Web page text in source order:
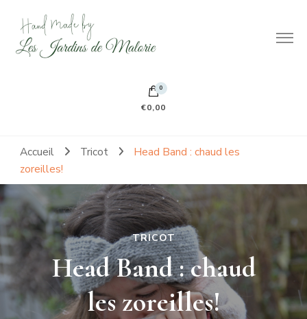
Hand made by Les Jardins de Malorie
100% frileuse 100% fait main 100% tout doux
0
€0,00
Accueil Tricot
Head Band : chaud les
zoreilles!
TRICOT
Head Band : chaud
les zoreilles!